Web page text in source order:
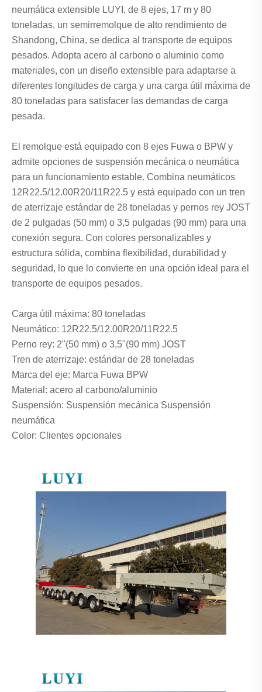
neumática extensible LUYI, de 8 ejes, 17 m y 80
toneladas, un semirremolque de alto rendimiento de
Shandong, China, se dedica al transporte de equipos
pesados. Adopta acero al carbono o aluminio como
materiales, con un diseño extensible para adaptarse a
diferentes longitudes de carga y una carga útil máxima de
80 toneladas para satisfacer las demandas de carga
pesada.
El remolque está equipado con 8 ejes Fuwa o BPW y
admite opciones de suspensión mecánica o neumática
para un funcionamiento estable. Combina neumáticos
12R22.5/12.00R20/11R22.5 y está equipado con un tren
de aterrizaje estándar de 28 toneladas y pernos rey JOST
de 2 pulgadas (50 mm) o 3,5 pulgadas (90 mm) para una
conexión segura. Con colores personalizables y
estructura sólida, combina flexibilidad, durabilidad y
seguridad, lo que lo convierte en una opción ideal para el
transporte de equipos pesados.
Carga útil máxima: 80 toneladas
Neumático: 12R22.5/12.00R20/11R22.5
Perno rey: 2"(50 mm) o 3,5"(90 mm) JOST
Tren de aterrizaje: estándar de 28 toneladas
Marca del eje: Marca Fuwa BPW
Material: acero al carbono/aluminio
Suspensión: Suspensión mecánica Suspensión
neumática
Color: Clientes opcionales